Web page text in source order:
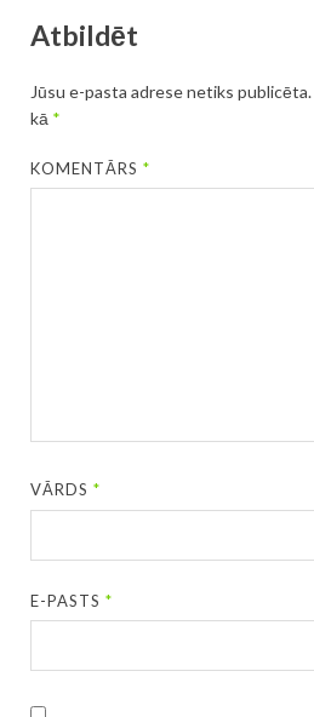
Atbildēt
Jūsu e-pasta adrese netiks publicēta.
kā *
KOMENTĀRS*
VĀRDS*
E-PASTS*